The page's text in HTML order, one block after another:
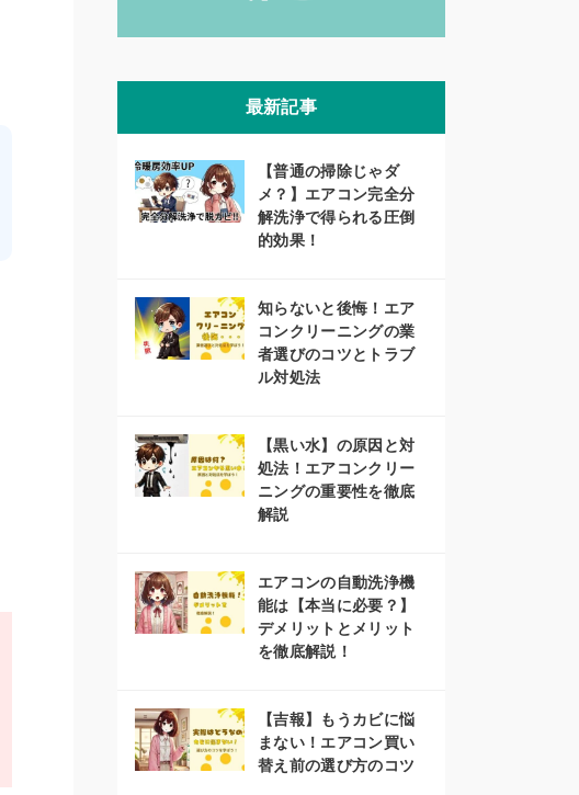
最新記事
【普通の掃除じゃダ
メ？】エアコン完全分
解洗浄で得られる圧倒
的効果！
知らないと後悔！エア
コンクリーニングの業
者選びのコツとトラブ
ル対処法
【黒い水】の原因と対
処法！エアコンクリー
ニングの重要性を徹底
解説
エアコンの自動洗浄機
能は【本当に必要？】
デメリットとメリット
を徹底解説！
【吉報】もうカビに悩
まない！エアコン買い
替え前の選び方のコツ